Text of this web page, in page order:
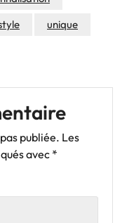
unique
publiée. Les
avec *